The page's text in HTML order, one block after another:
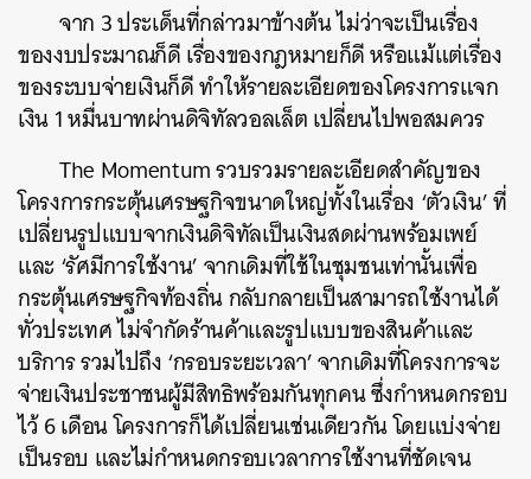
จาก 3 ประเด็นที่กล่าวมาข้างต้น ไม่ว่าจะเป็นเรื่อง
ของงบประมาณก็ดี เรื่องของกฎหมายก็ดี หรือแม้แต่เรื่อง
ของระบบจ่ายเงินก็ดี ทำให้รายละเอียดของโครงการแจก
เงิน 1 หมื่นบาทผ่านดิจิทัลวอลเล็ต เปลี่ยนไปพอสมควร
The Momentum รวบรวมรายละเอียดสำคัญของ
โครงการกระตุ้นเศรษฐกิจขนาดใหญ่ทั้งในเรื่อง ‘ตัวเงิน’ ที่
เปลี่ยนรูปแบบจากเงินดิจิทัลเป็นเงินสดผ่านพร้อมเพย์
และ ‘รัศมีการใช้งาน’ จากเดิมที่ใช้ในชุมชนเท่านั้นเพื่อ
กระตุ้นเศรษฐกิจท้องถิ่น กลับกลายเป็นสามารถใช้งานได้
ทั่วประเทศ ไม่จำกัดร้านค้าและรูปแบบของสินค้าและ
บริการ รวมไปถึง ‘กรอบระยะเวลา’ จากเดิมที่โครงการจะ
จ่ายเงินประชาชนผู้มีสิทธิพร้อมกันทุกคน ซึ่งกำหนดกรอบ
ไว้ 6 เดือน โครงการก็ได้เปลี่ยนเช่นเดียวกัน โดยแบ่งจ่าย
เป็นรอบ และไม่กำหนดกรอบเวลาการใช้งานที่ชัดเจน